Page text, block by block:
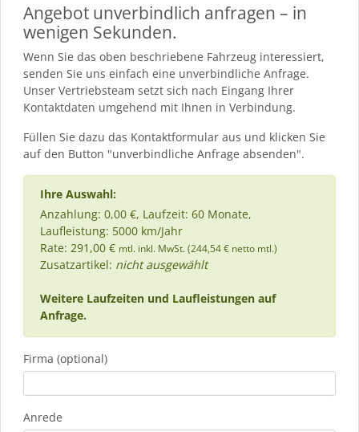
Angebot unverbindlich anfragen – in
wenigen Sekunden.
Wenn Sie das oben beschriebene Fahrzeug interessiert,
senden Sie uns einfach eine unverbindliche Anfrage.
Unser Vertriebsteam setzt sich nach Eingang Ihrer
Kontaktdaten umgehend mit Ihnen in Verbindung.
Füllen Sie dazu das Kontaktformular aus und klicken Sie
auf den Button "unverbindliche Anfrage absenden".
Ihre Auswahl:
Anzahlung: 0,00 €, Laufzeit: 60 Monate,
Laufleistung: 5000 km/Jahr
Rate: 291,00 € mtl. inkl. MwSt. (244,54 € netto mtl.)
Zusatzartikel: nicht ausgewählt
Weitere Laufzeiten und Laufleistungen auf
Anfrage.
Firma (optional)
Anrede